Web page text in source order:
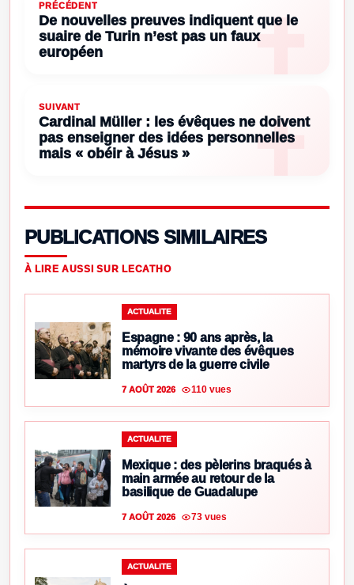
PRÉCÉDENT
De nouvelles preuves indiquent que le
suaire de Turin n’est pas un faux
européen
SUIVANT
Cardinal Müller : les évêques ne doivent
pas enseigner des idées personnelles
mais « obéir à Jésus »
PUBLICATIONS SIMILAIRES
À LIRE AUSSI SUR LECATHO
ACTUALITE
Espagne : 90 ans après, la
mémoire vivante des évêques
martyrs de la guerre civile
7 AOÛT 2026 110 vues
ACTUALITE
Mexique : des pèlerins braqués à
main armée au retour de la
basilique de Guadalupe
7 AOÛT 2026 73 vues
ACTUALITE